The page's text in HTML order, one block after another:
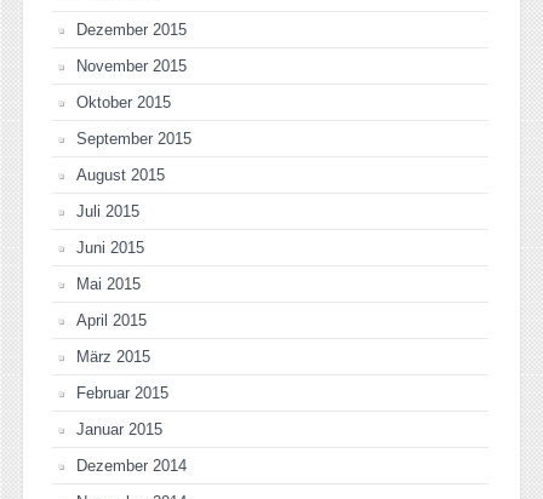
Dezember 2015
November 2015
Oktober 2015
September 2015
August 2015
Juli 2015
Juni 2015
Mai 2015
April 2015
März 2015
Februar 2015
Januar 2015
Dezember 2014